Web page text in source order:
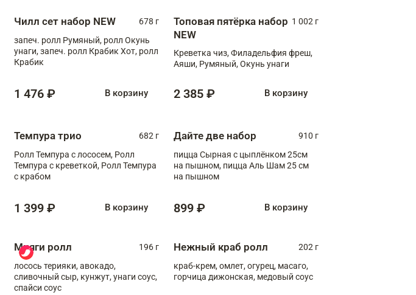
Чилл сет набор NEW
678 г
запеч. ролл Румяный, ролл Окунь
унаги, запеч. ролл Крабик Хот, ролл
Крабик
1 476 ₽ В корзину
Топовая пятёрка набор
NEW
1 002 г
Креветка чиз, Филадельфия фреш,
Аяши, Румяный, Окунь унаги
2 385 ₽ В корзину
Темпура трио
682 г
Ролл Темпура с лососем, Ролл
Темпура с креветкой, Ролл Темпура
с крабом
1 399 ₽ В корзину
Дайте две набор
910 г
пицца Сырная с цыплёнком 25см
на пышном, пицца Аль Шам 25 см
на пышном
899 ₽ В корзину
Мияги ролл
196 г
лосось терияки, авокадо,
сливочный сыр, кунжут, унаги соус,
спайси соус
Нежный краб ролл
202 г
краб-крем, омлет, огурец, масаго,
горчица дижонская, медовый соус